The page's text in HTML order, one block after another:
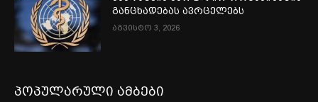
განცხადებას ავრცელებს
აგვისტო 3, 2026
პოპულარული ამბები